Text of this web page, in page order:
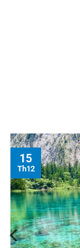
15
Th12